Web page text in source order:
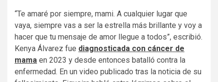
“Te amaré por siempre, mami. A cualquier lugar que
vaya, siempre vas a ser la estrella más brillante y voy a
hacer que tu mensaje de amor llegue a todos”, escribió.
Kenya Álvarez fue diagnosticada con cáncer de
mama en 2023 y desde entonces batalló contra la
enfermedad. En un video publicado tras la noticia de su